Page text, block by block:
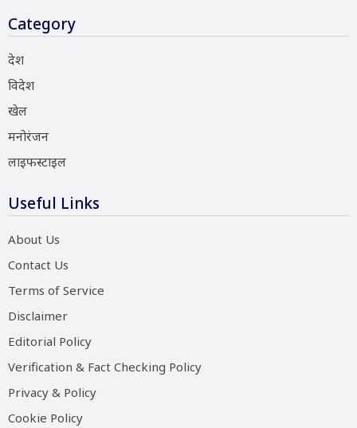
Category
देश
विदेश
खेल
मनोरंजन
लाइफस्टाइल
Useful Links
About Us
Contact Us
Terms of Service
Disclaimer
Editorial Policy
Verification & Fact Checking Policy
Privacy & Policy
Cookie Policy